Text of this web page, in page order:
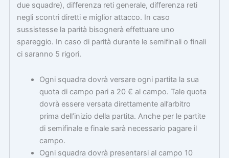
due squadre), differenza reti generale, differenza reti
negli scontri diretti e miglior attacco. In caso
sussistesse la parità bisognerà effettuare uno
spareggio. In caso di parità durante le semifinali o finali
ci saranno 5 rigori.
Ogni squadra dovrà versare ogni partita la sua
quota di campo pari a 20 € al campo. Tale quota
dovrà essere versata direttamente all’arbitro
prima dell’inizio della partita. Anche per le partite
di semifinale e finale sarà necessario pagare il
campo.
Ogni squadra dovrà presentarsi al campo 10